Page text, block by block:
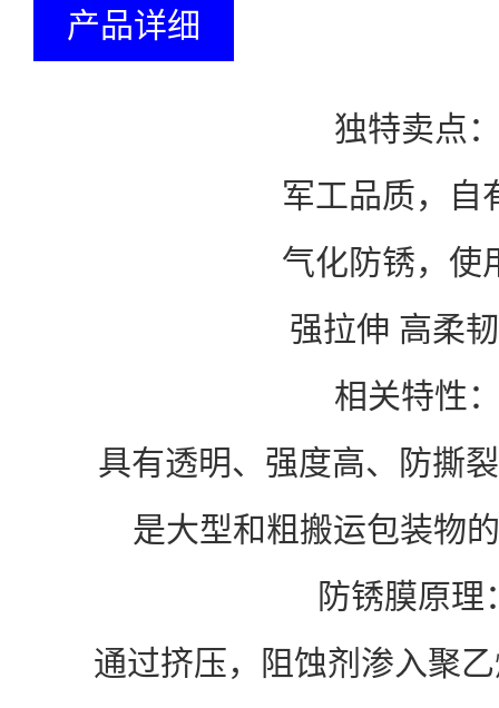
产品详细
独特卖点
军工品质，自
气化防锈，使
强拉伸 高柔韧
相关特性
具有透明、强度高、防撕裂
是大型和粗搬运包装物
防锈膜原理
通过挤压，阻蚀剂渗入聚乙